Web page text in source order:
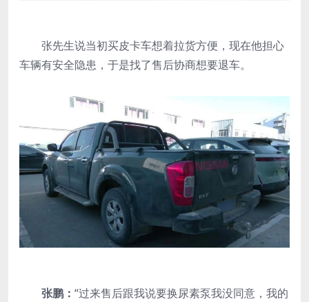
张先生说当初买皮卡车想着拉货方便，现在他担心
车辆有安全隐患，于是找了售后协商想要退车。
张鹏： “过来售后跟我说要换尿素泵我没同意，我的